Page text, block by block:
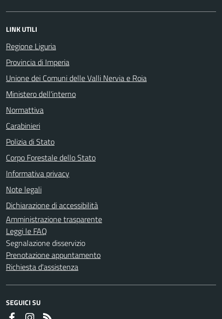
LINK UTILI
Regione Liguria
Provincia di Imperia
Unione dei Comuni delle Valli Nervia e Roia
Ministero dell'interno
Normattiva
Carabinieri
Polizia di Stato
Corpo Forestale dello Stato
Informativa privacy
Note legali
Dichiarazione di accessibilità
Amministrazione trasparente
Leggi le FAQ
Segnalazione disservizio
Prenotazione appuntamento
Richiesta d'assistenza
SEGUICI SU